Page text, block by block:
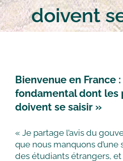
doivent
Bienvenue en France
fondamental dont les
doivent se saisir »
« Je partage l’avis du
que nous manquons d’une
des étudiants étrangers, et